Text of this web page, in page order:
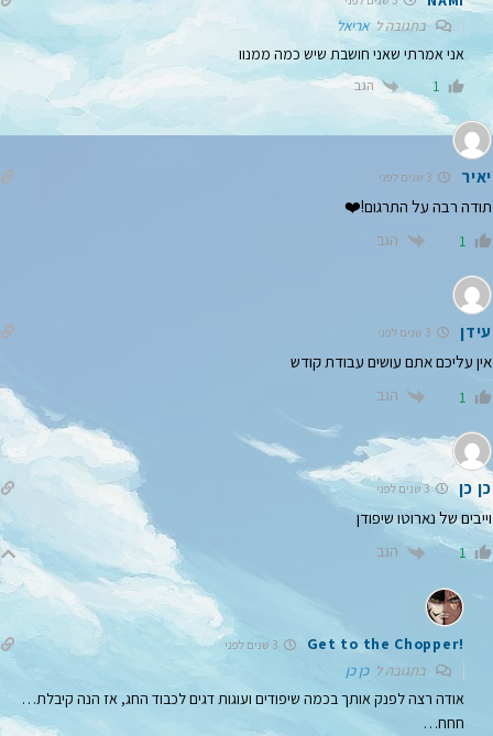
בתגובה לאריאל
אני אמרתי שאני חושבת שיש כמה ממנוו
1 הגב
יאיר
תודה רבה על התרגום!❤️
1 הגב
עידן
אין עליכם אתם עושים עבודת קודש
1 הגב
כן כן 3 שנים לפני
וייבים של נארוטו שיפודן
1 הגב
!Get to the Chopper 3 שנים לפני
בתגובה לכן כן
אודה רצה לפנק אותך בכמה שיפודים ועוגות דגים לכבוד החג, אז הנה קיבלת…
חחח…